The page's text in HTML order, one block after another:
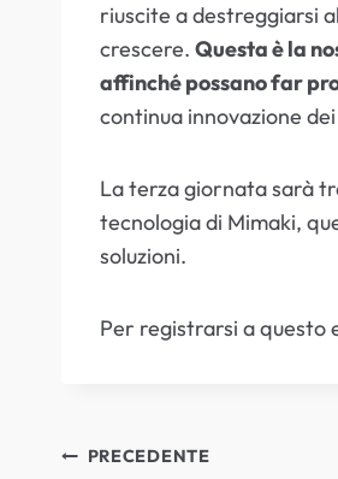
riuscite a destreggiarsi
crescere. Questa è la
affinché possano far
continua innovazione
La terza giornata sarà
tecnologia di Mimaki,
soluzioni.
Per registrarsi a questo
NAVIGAZIONE
PRECEDENTE